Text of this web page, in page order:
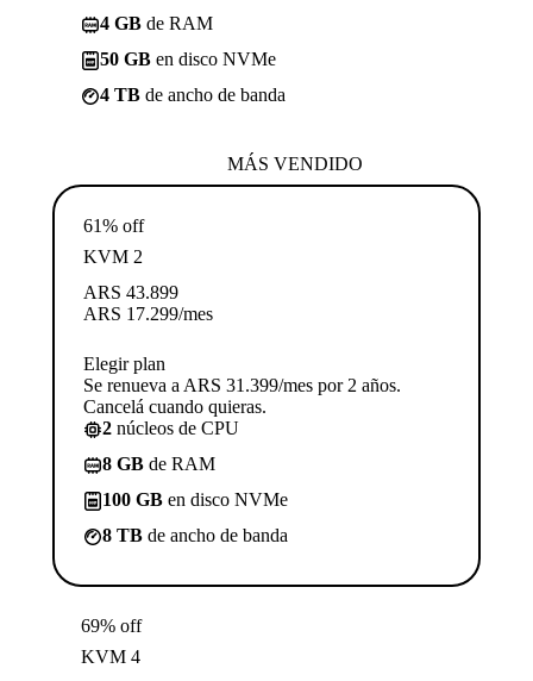
4 GB de RAM
50 GB en disco NVMe
4 TB de ancho de banda
MÁS VENDIDO
61% off
KVM 2
ARS 43.899
ARS 17.299/mes
Elegir plan
Se renueva a ARS 31.399/mes por 2 años.
Cancelá cuando quieras.
2 núcleos de CPU
8 GB de RAM
100 GB en disco NVMe
8 TB de ancho de banda
69% off
KVM 4